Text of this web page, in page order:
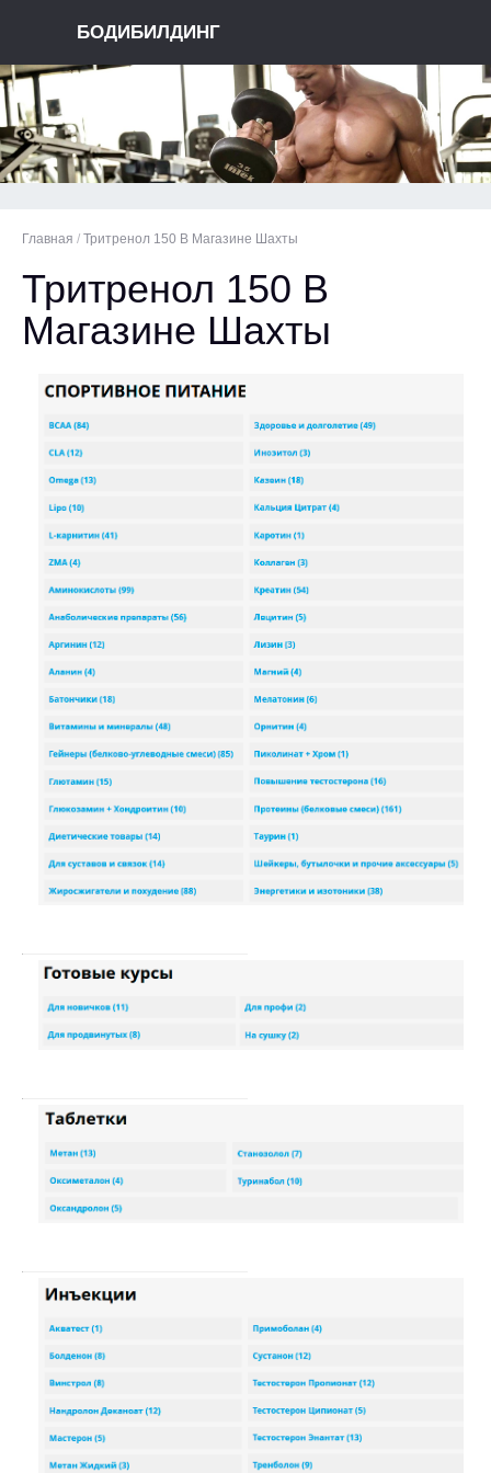
БОДИБИЛДИНГ
Главная / Тритренол 150 В Магазине Шахты
Тритренол 150 В
Магазине Шахты